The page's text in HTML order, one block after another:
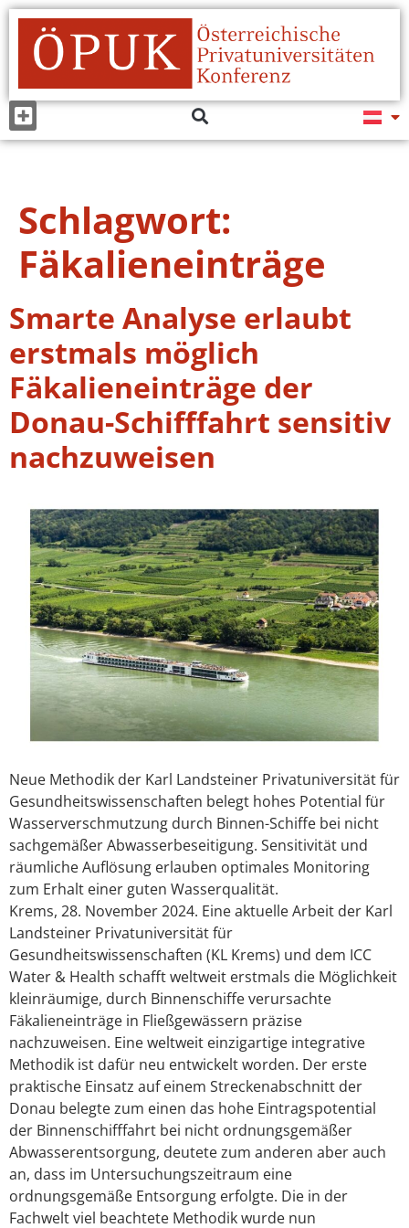
Schlagwort:
Fäkalieneinträge
Smarte Analyse erlaubt
erstmals möglich
Fäkalieneinträge der
Donau-Schifffahrt sensitiv
nachzuweisen
Neue Methodik der Karl Landsteiner Privatuniversität für
Gesundheitswissenschaften belegt hohes Potential für
Wasserverschmutzung durch Binnen-Schiffe bei nicht
sachgemäßer Abwasserbeseitigung. Sensitivität und
räumliche Auflösung erlauben optimales Monitoring
zum Erhalt einer guten Wasserqualität.
Krems, 28. November 2024. Eine aktuelle Arbeit der Karl
Landsteiner Privatuniversität für
Gesundheitswissenschaften (KL Krems) und dem ICC
Water & Health schafft weltweit erstmals die Möglichkeit
kleinräumige, durch Binnenschiffe verursachte
Fäkalieneinträge in Fließgewässern präzise
nachzuweisen. Eine weltweit einzigartige integrative
Methodik ist dafür neu entwickelt worden. Der erste
praktische Einsatz auf einem Streckenabschnitt der
Donau belegte zum einen das hohe Eintragspotential
der Binnenschifffahrt bei nicht ordnungsgemäßer
Abwasserentsorgung, deutete zum anderen aber auch
an, dass im Untersuchungszeitraum eine
ordnungsgemäße Entsorgung erfolgte. Die in der
Fachwelt viel beachtete Methodik wurde nun